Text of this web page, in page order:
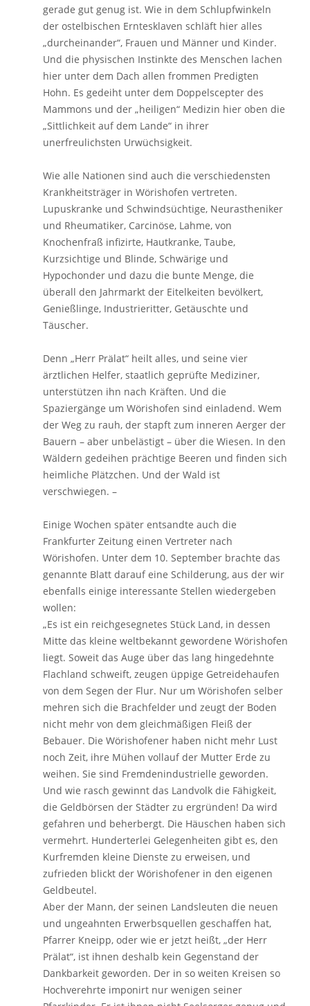
gerade gut genug ist. Wie in dem Schlupfwinkeln
der ostelbischen Erntesklaven schläft hier alles
„durcheinander“, Frauen und Männer und Kinder.
Und die physischen Instinkte des Menschen lachen
hier unter dem Dach allen frommen Predigten
Hohn. Es gedeiht unter dem Doppelscepter des
Mammons und der „heiligen“ Medizin hier oben die
„Sittlichkeit auf dem Lande“ in ihrer
unerfreulichsten Urwüchsigkeit.
Wie alle Nationen sind auch die verschiedensten
Krankheitsträger in Wörishofen vertreten.
Lupuskranke und Schwindsüchtige, Neurastheniker
und Rheumatiker, Carcinöse, Lahme, von
Knochenfraß infizirte, Hautkranke, Taube,
Kurzsichtige und Blinde, Schwärige und
Hypochonder und dazu die bunte Menge, die
überall den Jahrmarkt der Eitelkeiten bevölkert,
Genießlinge, Industrieritter, Getäuschte und
Täuscher.
Denn „Herr Prälat“ heilt alles, und seine vier
ärztlichen Helfer, staatlich geprüfte Mediziner,
unterstützen ihn nach Kräften. Und die
Spaziergänge um Wörishofen sind einladend. Wem
der Weg zu rauh, der stapft zum inneren Aerger der
Bauern – aber unbelästigt – über die Wiesen. In den
Wäldern gedeihen prächtige Beeren und finden sich
heimliche Plätzchen. Und der Wald ist
verschwiegen. –
Einige Wochen später entsandte auch die
Frankfurter Zeitung einen Vertreter nach
Wörishofen. Unter dem 10. September brachte das
genannte Blatt darauf eine Schilderung, aus der wir
ebenfalls einige interessante Stellen wiedergeben
wollen:
„Es ist ein reichgesegnetes Stück Land, in dessen
Mitte das kleine weltbekannt gewordene Wörishofen
liegt. Soweit das Auge über das lang hingedehnte
Flachland schweift, zeugen üppige Getreidehaufen
von dem Segen der Flur. Nur um Wörishofen selber
mehren sich die Brachfelder und zeugt der Boden
nicht mehr von dem gleichmäßigen Fleiß der
Bebauer. Die Wörishofener haben nicht mehr Lust
noch Zeit, ihre Mühen vollauf der Mutter Erde zu
weihen. Sie sind Fremdenindustrielle geworden.
Und wie rasch gewinnt das Landvolk die Fähigkeit,
die Geldbörsen der Städter zu ergründen! Da wird
gefahren und beherbergt. Die Häuschen haben sich
vermehrt. Hunderterlei Gelegenheiten gibt es, den
Kurfremden kleine Dienste zu erweisen, und
zufrieden blickt der Wörishofener in den eigenen
Geldbeutel.
Aber der Mann, der seinen Landsleuten die neuen
und ungeahnten Erwerbsquellen geschaffen hat,
Pfarrer Kneipp, oder wie er jetzt heißt, „der Herr
Prälat“, ist ihnen deshalb kein Gegenstand der
Dankbarkeit geworden. Der in so weiten Kreisen so
Hochverehrte imponirt nur wenigen seiner